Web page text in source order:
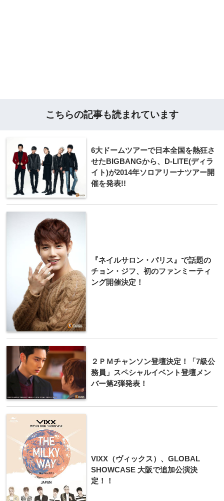
こちらの記事も読まれています
6大ドームツアーで日本全国を熱狂さ
せたBIGBANGから、D-LITE(ディラ
イト)が2014年ソロアリーナツアー開
催を発表!!
『ネ​イルサロン・パリス』​で話題の
チョン・ジフ​、初のファンミーティ
ング開催決定！
２ＰＭチャンソン登壇決定！「7級公
務員」スペシャルイベント登壇メン
バー第2弾発表！
VIXX（ヴィックス）、GLOBAL
SHOWCASE 大阪で追加公演決
定！！